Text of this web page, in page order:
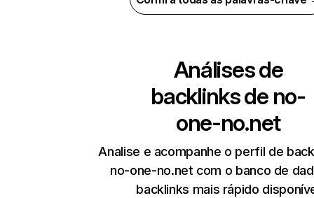
Análises de
backlinks de no-
one-no.net
Analise e acompanhe o perfil de
no-one-no.net com o banco de
backlinks mais rápido